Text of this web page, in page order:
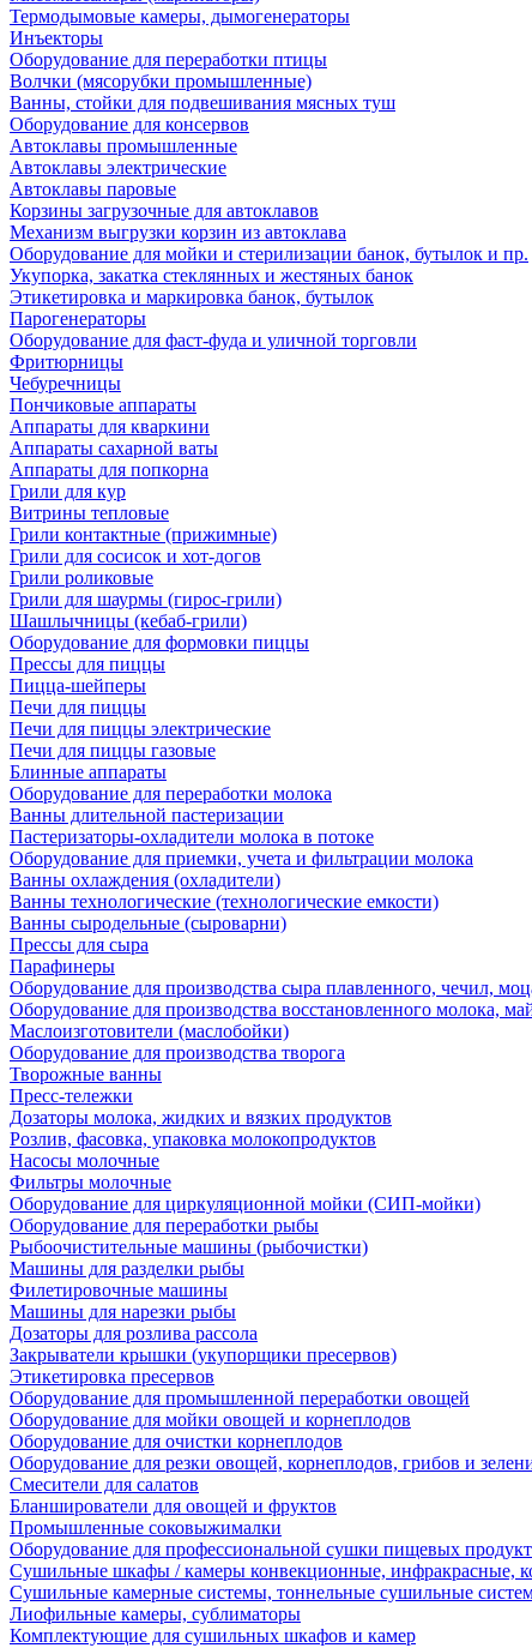
Термодымовые камеры, дымогенераторы
Инъекторы
Оборудование для переработки птицы
Волчки (мясорубки промышленные)
Ванны, стойки для подвешивания мясных туш
Оборудование для консервов
Автоклавы промышленные
Автоклавы электрические
Автоклавы паровые
Корзины загрузочные для автоклавов
Механизм выгрузки корзин из автоклава
Оборудование для мойки и стерилизации банок, бутылок и пр.
Укупорка, закатка стеклянных и жестяных банок
Этикетировка и маркировка банок, бутылок
Парогенераторы
Оборудование для фаст-фуда и уличной торговли
Фритюрницы
Чебуречницы
Пончиковые аппараты
Аппараты для кваркини
Аппараты сахарной ваты
Аппараты для попкорна
Грили для кур
Витрины тепловые
Грили контактные (прижимные)
Грили для сосисок и хот-догов
Грили роликовые
Грили для шаурмы (гирос-грили)
Шашлычницы (кебаб-грили)
Оборудование для формовки пиццы
Прессы для пиццы
Пицца-шейперы
Печи для пиццы
Печи для пиццы электрические
Печи для пиццы газовые
Блинные аппараты
Оборудование для переработки молока
Ванны длительной пастеризации
Пастеризаторы-охладители молока в потоке
Оборудование для приемки, учета и фильтрации молока
Ванны охлаждения (охладители)
Ванны технологические (технологические емкости)
Ванны сыродельные (сыроварни)
Прессы для сыра
Парафинеры
Оборудование для производства сыра плавленного, чечил,
Оборудование для производства восстановленного молока,
Маслоизготовители (маслобойки)
Оборудование для производства творога
Творожные ванны
Пресс-тележки
Дозаторы молока, жидких и вязких продуктов
Розлив, фасовка, упаковка молокопродуктов
Насосы молочные
Фильтры молочные
Оборудование для циркуляционной мойки (СИП-мойки)
Оборудование для переработки рыбы
Рыбоочистительные машины (рыбочистки)
Машины для разделки рыбы
Филетировочные машины
Машины для нарезки рыбы
Дозаторы для розлива рассола
Закрыватели крышки (укупорщики пресервов)
Этикетировка пресервов
Оборудование для промышленной переработки овощей
Оборудование для мойки овощей и корнеплодов
Оборудование для очистки корнеплодов
Оборудование для резки овощей, корнеплодов, грибов и
Смесители для салатов
Бланширователи для овощей и фруктов
Промышленные соковыжималки
Оборудование для профессиональной сушки пищевых
Сушильные шкафы / камеры конвекционные, инфракрасные,
Сушильные камерные системы, тоннельные сушильные
Лиофильные камеры, сублиматоры
Комплектующие для сушильных шкафов и камер